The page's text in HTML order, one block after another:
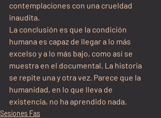
contemplaciones con una crueldad
inaudita.
La conclusión es que la condición
humana es capaz de llegar a lo más
excelso y a lo más bajo, como así se
muestra en el documental. La historia
se repite una y otra vez. Parece que la
humanidad, en lo que lleva de
existencia, no ha aprendido nada.
Sesiones Fas